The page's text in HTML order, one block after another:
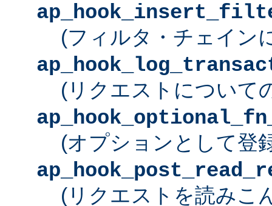
(フィルタ・チェイン
(リクエストについて
(オプションとして登
(リクエストを読みこ